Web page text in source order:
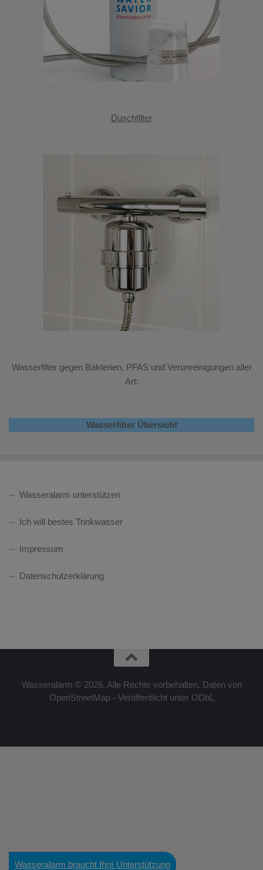
Duschfilter
Wasserfilter gegen Bakterien, PFAS und Verunreinigungen aller
Art:
Wasserfilter Übersicht
Wasseralarm unterstützen
Ich will bestes Trinkwasser
Impressum
Datenschutzerklärung
Wasseralarm braucht Ihre Unterstützung
Wasseralarm © 2026. Alle Rechte vorbehalten. Daten von
OpenStreetMap - Veröffentlicht unter ODbL